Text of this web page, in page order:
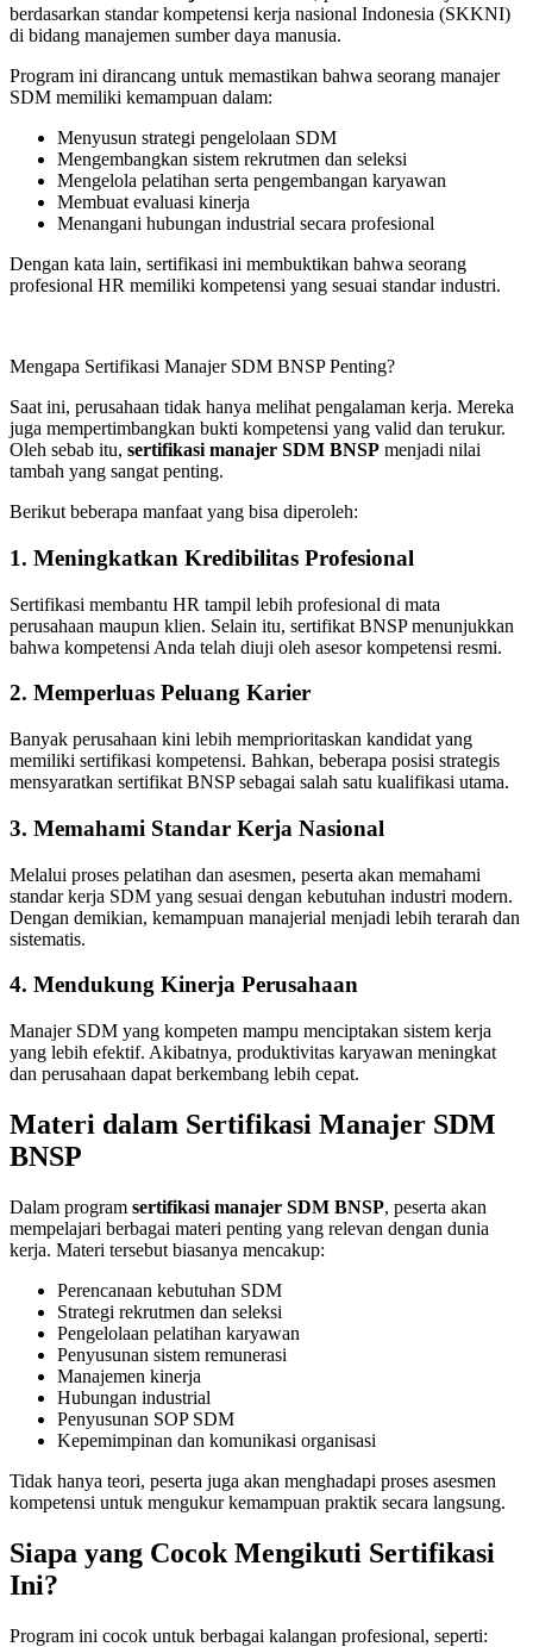
berdasarkan standar kompetensi kerja nasional Indonesia (SKKNI)
di bidang manajemen sumber daya manusia.
Program ini dirancang untuk memastikan bahwa seorang manajer
SDM memiliki kemampuan dalam:
Menyusun strategi pengelolaan SDM
Mengembangkan sistem rekrutmen dan seleksi
Mengelola pelatihan serta pengembangan karyawan
Membuat evaluasi kinerja
Menangani hubungan industrial secara profesional
Dengan kata lain, sertifikasi ini membuktikan bahwa seorang
profesional HR memiliki kompetensi yang sesuai standar industri.
Mengapa Sertifikasi Manajer SDM BNSP Penting?
Saat ini, perusahaan tidak hanya melihat pengalaman kerja. Mereka
juga mempertimbangkan bukti kompetensi yang valid dan terukur.
Oleh sebab itu, sertifikasi manajer SDM BNSP menjadi nilai
tambah yang sangat penting.
Berikut beberapa manfaat yang bisa diperoleh:
1. Meningkatkan Kredibilitas Profesional
Sertifikasi membantu HR tampil lebih profesional di mata
perusahaan maupun klien. Selain itu, sertifikat BNSP menunjukkan
bahwa kompetensi Anda telah diuji oleh asesor kompetensi resmi.
2. Memperluas Peluang Karier
Banyak perusahaan kini lebih memprioritaskan kandidat yang
memiliki sertifikasi kompetensi. Bahkan, beberapa posisi strategis
mensyaratkan sertifikat BNSP sebagai salah satu kualifikasi utama.
3. Memahami Standar Kerja Nasional
Melalui proses pelatihan dan asesmen, peserta akan memahami
standar kerja SDM yang sesuai dengan kebutuhan industri modern.
Dengan demikian, kemampuan manajerial menjadi lebih terarah dan
sistematis.
4. Mendukung Kinerja Perusahaan
Manajer SDM yang kompeten mampu menciptakan sistem kerja
yang lebih efektif. Akibatnya, produktivitas karyawan meningkat
dan perusahaan dapat berkembang lebih cepat.
Materi dalam Sertifikasi Manajer SDM
BNSP
Dalam program sertifikasi manajer SDM BNSP, peserta akan
mempelajari berbagai materi penting yang relevan dengan dunia
kerja. Materi tersebut biasanya mencakup:
Perencanaan kebutuhan SDM
Strategi rekrutmen dan seleksi
Pengelolaan pelatihan karyawan
Penyusunan sistem remunerasi
Manajemen kinerja
Hubungan industrial
Penyusunan SOP SDM
Kepemimpinan dan komunikasi organisasi
Tidak hanya teori, peserta juga akan menghadapi proses asesmen
kompetensi untuk mengukur kemampuan praktik secara langsung.
Siapa yang Cocok Mengikuti Sertifikasi
Ini?
Program ini cocok untuk berbagai kalangan profesional, seperti: